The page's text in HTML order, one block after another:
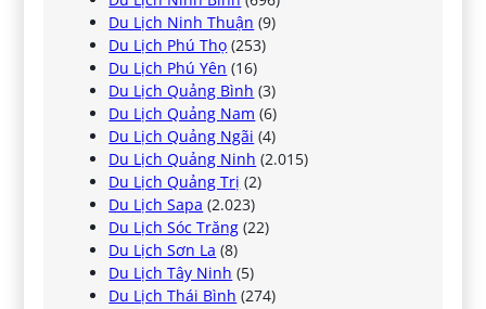
Du Lịch Ninh Thuận (9)
Du Lịch Phú Thọ (253)
Du Lịch Phú Yên (16)
Du Lịch Quảng Bình (3)
Du Lịch Quảng Nam (6)
Du Lịch Quảng Ngãi (4)
Du Lịch Quảng Ninh (2.015)
Du Lịch Quảng Trị (2)
Du Lịch Sapa (2.023)
Du Lịch Sóc Trăng (22)
Du Lịch Sơn La (8)
Du Lịch Tây Ninh (5)
Du Lịch Thái Bình (274)